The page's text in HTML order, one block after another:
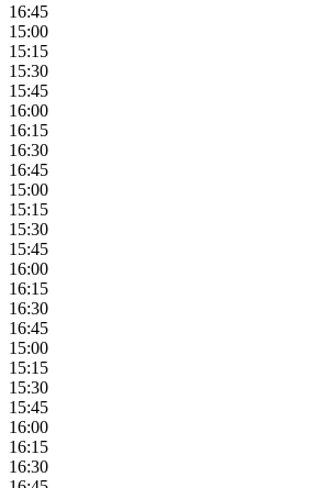
16:45
15:00
15:15
15:30
15:45
16:00
16:15
16:30
16:45
15:00
15:15
15:30
15:45
16:00
16:15
16:30
16:45
15:00
15:15
15:30
15:45
16:00
16:15
16:30